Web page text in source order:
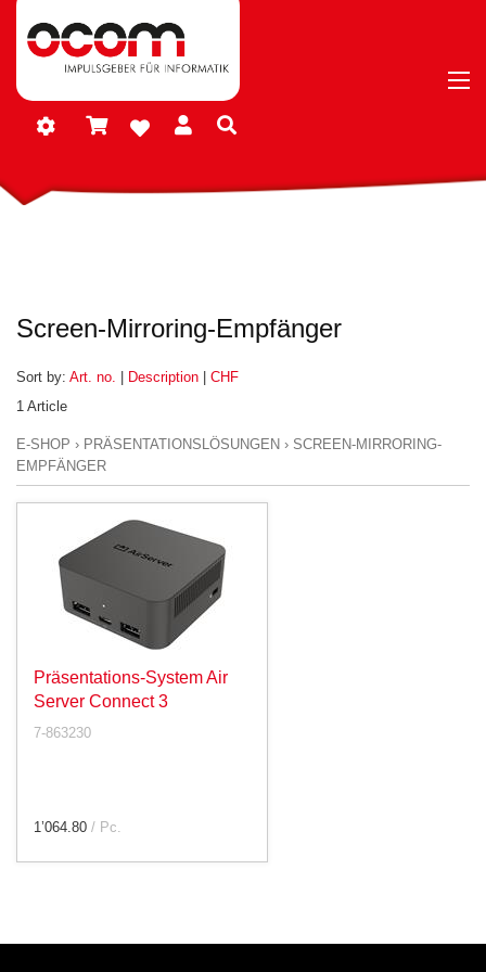
Screen-Mirroring-Empfänger
Sort by: Art. no. Description
CHF
1 Article
E-SHOP › PRÄSENTATIONSLÖSUNGEN › SCREEN-MIRRORING-
EMPFÄNGER
Präsentations-System Air
Server Connect 3
7-863230
1’064.80 / Pc.